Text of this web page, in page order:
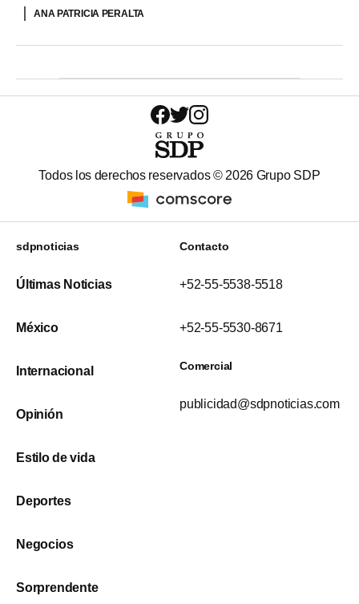
ANA PATRICIA PERALTA
Todos los derechos reservados © 2026 Grupo SDP
sdpnoticias
Últimas Noticias
México
Internacional
Opinión
Estilo de vida
Deportes
Negocios
Sorprendente
Contacto
+52-55-5538-5518
+52-55-5530-8671
Comercial
publicidad@sdpnoticias.com